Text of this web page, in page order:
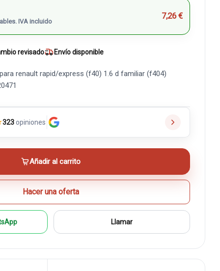
IVA incluido
7,26 €
revisado Envío disponible
renault rapid/express (f40) 1.6 d familiar (f404)
323opiniones
Añadir al carrito
Hacer una oferta
Llamar